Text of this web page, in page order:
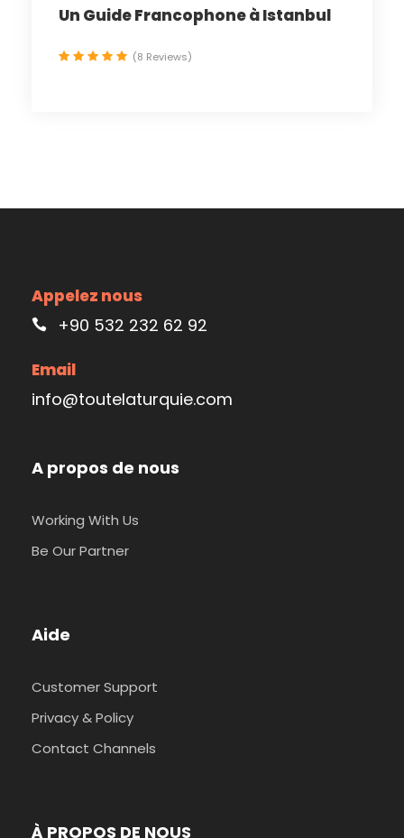
Un Guide Francophone à Istanbul
(8 Reviews)
Appelez nous
+90 532 232 62 92
Email
info@toutelaturquie.com
A propos de nous
Working With Us
Be Our Partner
Aide
Customer Support
Privacy & Policy
Contact Channels
À PROPOS DE NOUS